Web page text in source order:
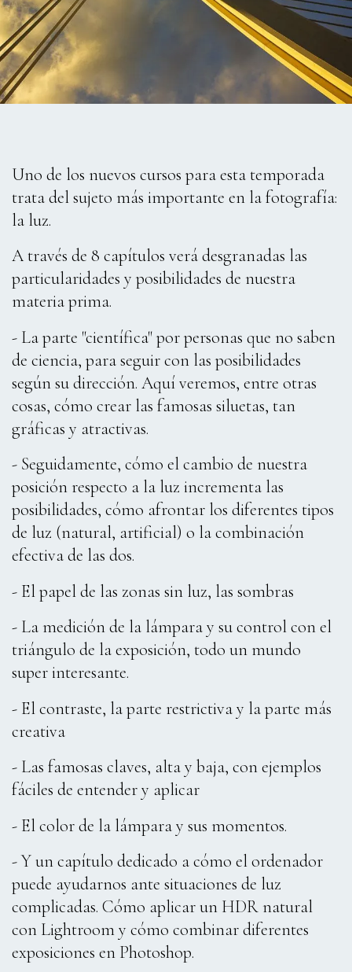
Uno de los nuevos cursos para esta temporada
trata del sujeto más importante en la fotografía:
la luz.
A través de 8 capítulos verá desgranadas las
particularidades y posibilidades de nuestra
materia prima.
- La parte "científica" por personas que no saben
de ciencia, para seguir con las posibilidades
según su dirección. Aquí veremos, entre otras
cosas, cómo crear las famosas siluetas, tan
gráficas y atractivas.
- Seguidamente, cómo el cambio de nuestra
posición respecto a la luz incrementa las
posibilidades, cómo afrontar los diferentes tipos
de luz (natural, artificial) o la combinación
efectiva de las dos.
- El papel de las zonas sin luz, las sombras
- La medición de la lámpara y su control con el
triángulo de la exposición, todo un mundo
super interesante.
- El contraste, la parte restrictiva y la parte más
creativa
- Las famosas claves, alta y baja, con ejemplos
fáciles de entender y aplicar
- El color de la lámpara y sus momentos.
- Y un capítulo dedicado a cómo el ordenador
puede ayudarnos ante situaciones de luz
complicadas. Cómo aplicar un HDR natural
con Lightroom y cómo combinar diferentes
exposiciones en Photoshop.